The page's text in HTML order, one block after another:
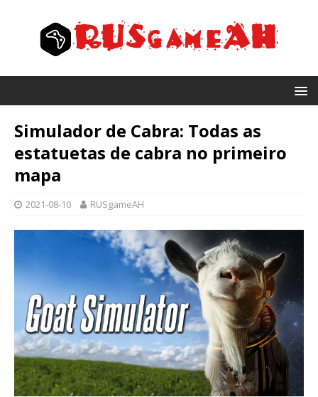
Simulador de Cabra: Todas as
estatuetas de cabra no primeiro
mapa
2021-08-10 RUSgameAH